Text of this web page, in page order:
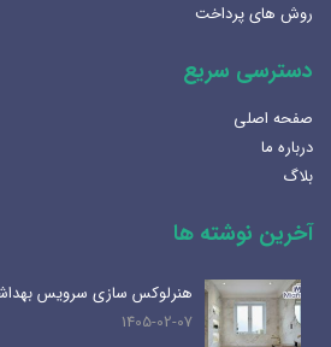
روش های پرداخت
دسترسی سریع
صفحه اصلی
درباره ما
بلاگ
آخرین نوشته ها
هنرلوکس سازی سرویس
1405-02-07